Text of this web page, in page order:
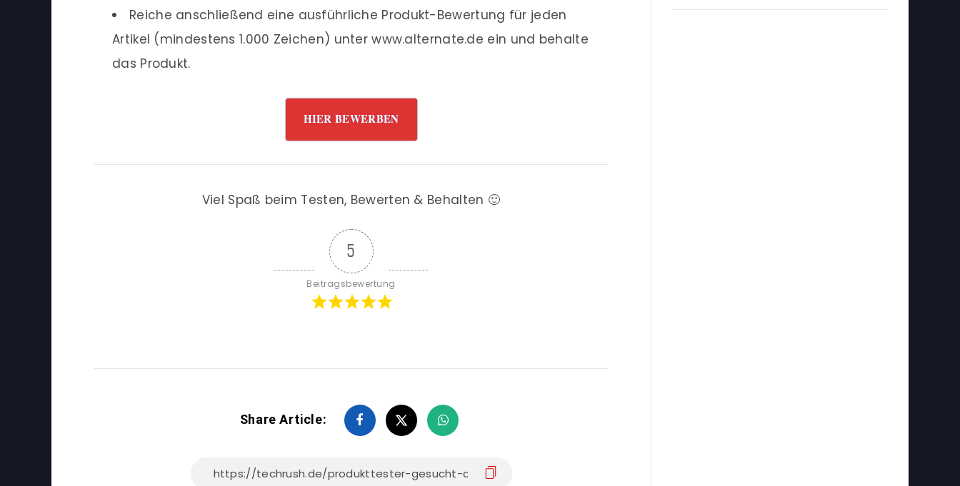
Reiche anschließend eine ausführliche Produkt-Bewertung für jeden
Artikel (mindestens 1.000 Zeichen) unter www.alternate.de ein und behalte
das Produkt.
HIER BEWERBEN
Viel Spaß beim Testen, Bewerten & Behalten 🙂
5
Beitragsbewertung
Share Article: